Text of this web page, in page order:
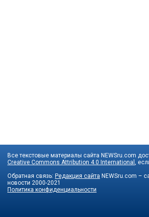
Все текстовые материалы сайта NEWSru.com
Creative Commons Attribution 4.0 International ,
Обратная связь: Редакция сайта NEWSru.com –
новости 2000-2021
Политика конфиденциальности